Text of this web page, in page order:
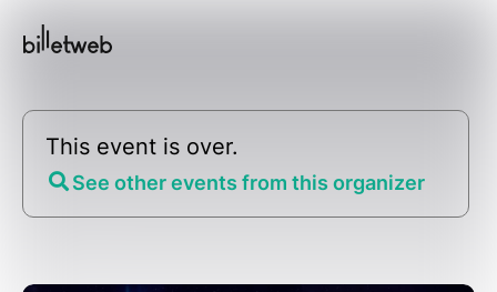
This event is over.
See other events from this organizer